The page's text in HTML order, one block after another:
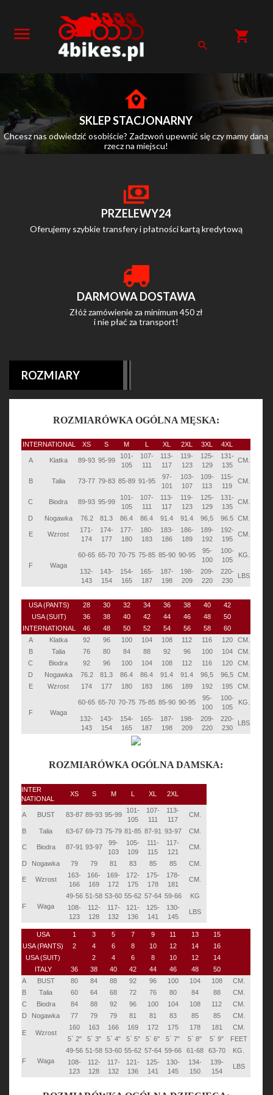
SKLEP STACJONARNY
Chcesz nas odwiedzić osobiście? Zadzwoń upewnić się czy mamy daną
rzecz na miejscu!
PRZELEWY24
Oferujemy szybkie transfery i płatności kartą kredytową
DARMOWA DOSTAWA
Złóż zamówienie za minimum 450 zł
i nie płać za transport!
ROZMIARY
ROZMIARÓWKA OGÓLNA MĘSKA:
INTERNATIONAL XS S M L XL 2XL 3XL 4XL
A Klatka 89-93 95-99
101-
105
107-
111
113-
117
119-
123
125-
129
131-
135
CM.
B Talia 73-77 79-83 85-89 91-95
97-
101
103-
107
109-
113
115-
119
CM.
C Biodra 89-93 95-99
101-
105
107-
111
113-
117
119-
123
125-
129
131-
135
CM.
D Nogawka 76.2 81.3 86.4 86.4 91.4 91.4 96,5 96.5 CM.
E Wzrost
171-
174
174-
177
177-
180
180-
183
183-
186
186-
189
189-
192
192-
195
CM.
F Waga
60-65 65-70 70-75 75-85 85-90 90-95
95-
100
100-
105
KG.
132-
143
143-
154
154-
165
165-
187
187-
198
198-
209
209-
220
220-
230
LBS
USA (PANTS) 28 30 32 34 36 38 40
42
USA (SUIT)
36 38 40 42 44 46 48
50
INTERNATIONAL
46 48 50 52 54 56 58
60
A
Klatka 92 96 100 104 108 112 116 120
CM.
B
Talia 76 80 84 88 92 96 100 104
CM.
C
Biodra 92 96 100 104 108 112 116 120
CM.
D
Nogawka 76.2 81.3 86.4 86.4 91.4 91.4 96,5 96,5 CM.
E
Wzrost 174 177 180 183 186 189 192 195 CM.
F Waga
60-65 65-70 70-75 75-85 85-90 90-95
95-
100
100-
105
KG.
132-
143
143-
154
154-
165
165-
187
187-
198
198-
209
209-
220
220-
230
LBS
ROZMIARÓWKA OGÓLNA DAMSKA:
INTER
NATIONAL
XS S M L XL 2XL
A BUST 83-87 89-93 95-99
101-
105
107-
111
113-
117
CM.
B Talia 63-67 69-73 75-79 81-85 87-91 93-97 CM.
C Biodra 87-91 93-97
99-
103
105-
109
111-
115
117-
121
CM.
D Nogawka 79 79 81 83 85 85 CM.
E Wzrost
163-
166
166-
169
169-
172
172-
175
175-
178
178-
181
CM.
F Waga
49-56 51-58 53-60 55-62 57-64 59-66
KG
108-
123
112-
128
117-
132
121-
136
125-
141
130-
145
LBS
USA 1 3 5 7 9 11 13
15
USA (PANTS)
2 4 6 8 10 12 14
16
USA (SUIT)
2 4 6 8 10 12
14
ITALY
36 38 40 42 44 46 48
50
A
BUST 80 84 88 92 96 100 104 108
CM.
B
Talia 60 64 68 72 76 80 84 88
CM.
C
Biodra 84 88 92 96 100 104 108 112
CM.
D
Nogawka 77 79 79 81 81 83 85 85 CM.
E Wzrost
160 163 166 169 172 175 178 181
CM.
5` 2"
5` 3" 5` 4" 5` 5" 5` 6" 5` 7" 5` 8" 5` 9" FEET
F Waga
49-56 51-58 53-60 55-62 57-64 59-66 61-68 63-70
KG.
108-
123
112-
128
117-
132
121-
136
125-
141
130-
145
134-
150
139-
154
LBS